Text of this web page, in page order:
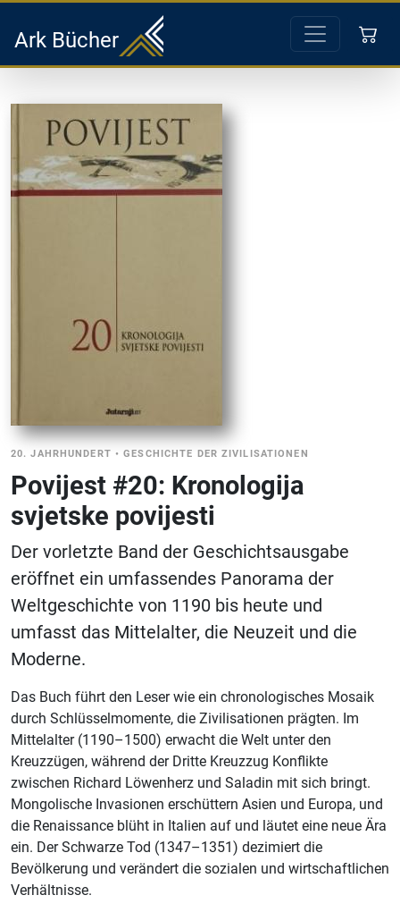
Ark Bücher
20. JAHRHUNDERT •GESCHICHTE DER ZIVILISATIONEN
Povijest #20: Kronologija
svjetske povijesti
Der vorletzte Band der Geschichtsausgabe
eröffnet ein umfassendes Panorama der
Weltgeschichte von 1190 bis heute und
umfasst das Mittelalter, die Neuzeit und die
Moderne.
Das Buch führt den Leser wie ein chronologisches Mosaik
durch Schlüsselmomente, die Zivilisationen prägten. Im
Mittelalter (1190–1500) erwacht die Welt unter den
Kreuzzügen, während der Dritte Kreuzzug Konflikte
zwischen Richard Löwenherz und Saladin mit sich bringt.
Mongolische Invasionen erschüttern Asien und Europa, und
die Renaissance blüht in Italien auf und läutet eine neue Ära
ein. Der Schwarze Tod (1347–1351) dezimiert die
Bevölkerung und verändert die sozialen und wirtschaftlichen
Verhältnisse.